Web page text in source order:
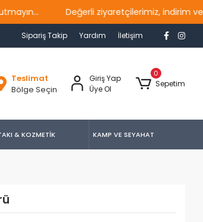
Değerli ziyaretçilerimiz, indirim ve
Sipariş Takip Yardım İletişim
Teslimat
Bölge Seçin
Giriş Yap
Üye Ol
0
Sepetim
& KOZMETİK KAMP VE SEYAHAT